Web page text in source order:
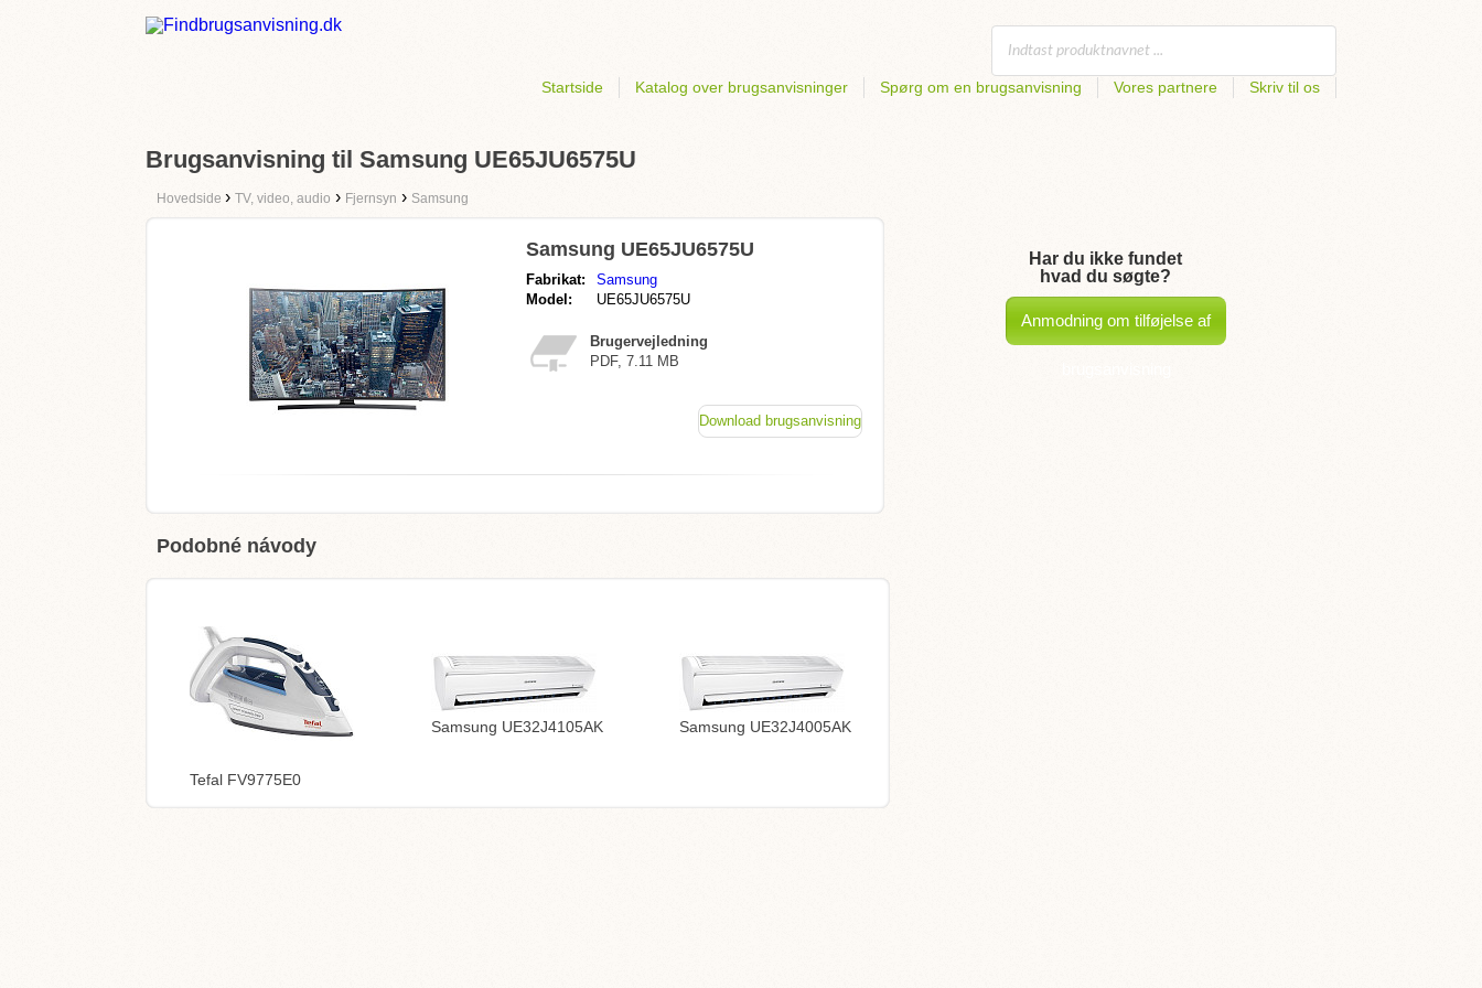
Startside Katalog over brugsanvisninger Spørg om en brugsanvisning Vores partnere Skriv til os
Brugsanvisning til Samsung UE65JU6575U
Hovedside › TV, video, audio › Fjernsyn › Samsung
Samsung UE65JU6575U
Fabrikat:
Samsung
Model:
UE65JU6575U
Brugervejledning
PDF, 7.11 MB
Download brugsanvisning
Podobné návody
Tefal FV9775E0
Samsung UE32J4105AK Samsung UE32J4005AK
Har du ikke fundet
hvad du søgte?
Anmodning om tilføjelse af